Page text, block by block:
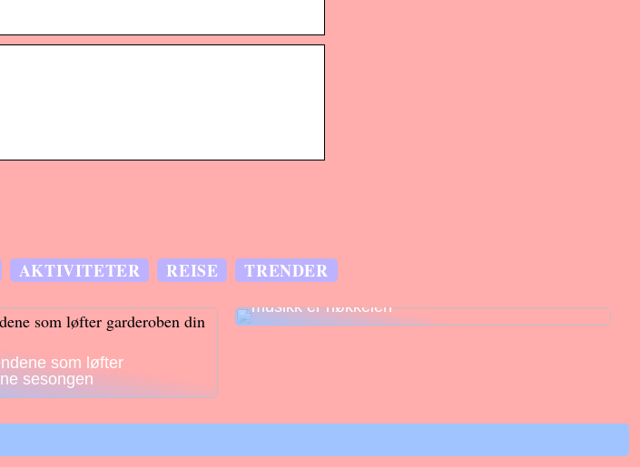
AKTIVITETER REISE TRENDER
som løfter
sesongen
musikk er nøkkelen